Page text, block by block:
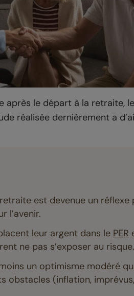
après le départ à la retraite,
réalisée dernièrement a
est devenue un
l’avenir.
leur argent dans le PER
ne pas s’exposer au risque.
un optimisme modéré
obstacles (inflation,